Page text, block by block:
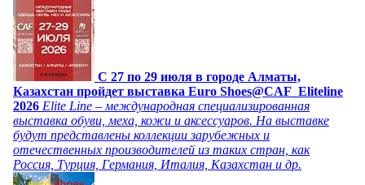
C 27 по 29 июля в городе Алматы,
Казахстан пройдет выставка Euro Shoes@CAF_Eliteline
2026 Elite Line – международная специализированная
выставка обуви, меха, кожи и аксессуаров. На выставке
будут представлены коллекции зарубежных и
отечественных производителей из таких стран, как
Россия, Турция, Германия, Италия, Казахстан и др.